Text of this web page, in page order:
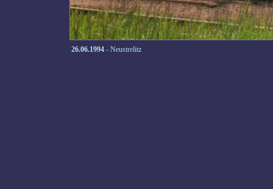
26.06.1994 - Neustrelitz